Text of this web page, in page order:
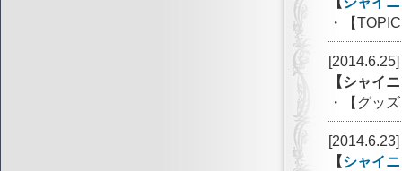
・【
[2014.6.25]
【シャイ
・【グッ
[2014.6.23]
【シャイ